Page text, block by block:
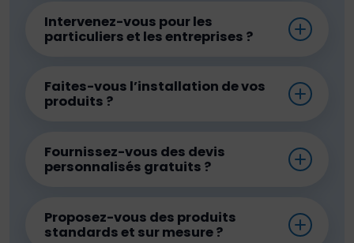
Intervenez-vous pour les
particuliers et les entreprises ?
Faites-vous l’installation de vos
produits ?
Fournissez-vous des devis
personnalisés gratuits ?
Proposez-vous des produits
standards et sur mesure ?